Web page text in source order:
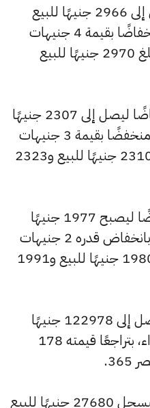
وانخفض سعر عيار 18 ليصل إلى 2966 جنيهًا للبيع
و2983 جنيهًا للشراء، بعد انخفاضًا بقيمة 4 جنيهات
مقارنة بالسعر السابق الذي بلغ 2970 جنيهًا للبيع
كما سجل سعر عيار 14 انخفاضًا ليصل إلى 2307 جنيهًا
للبيع و2320 جنيهًا للشراء، منخفضًا بقيمة 3 جنيهات
عن السعر السابق الذي كان 2310 جنيهًا للبيع و2323
كما شهد سعر عيار 12 انخفاضًا ليصبح 1977 جنيهًا
للبيع و1989 جنيهًا للشراء، بانخفاض قدره 2 جنيهات
عن السعر السابق الذي بلغ 1980 جنيهًا للبيع و1991
كما انخفض سعر الاونصة ليصل إلى 122978 جنيهًا
للبيع و123689 جنيهًا للشراء، بتراجعًا قيمته 178
وتراجع سعر الجنيه الذهب ليسجل 27680 جنيهًا للبيع